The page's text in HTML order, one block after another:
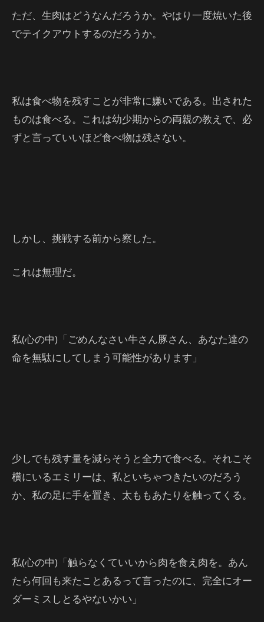
ただ、生肉はどうなんだろうか。やはり一度焼いた後
でテイクアウトするのだろうか。
私は食べ物を残すことが非常に嫌いである。出された
ものは食べる。これは幼少期からの両親の教えで、必
ずと言っていいほど食べ物は残さない。
しかし、挑戦する前から察した。
これは無理だ。
私(心の中)「ごめんなさい牛さん豚さん、あなた達の
命を無駄にしてしまう可能性があります」
少しでも残す量を減らそうと全力で食べる。それこそ
横にいるエミリーは、私といちゃつきたいのだろう
か、私の足に手を置き、太ももあたりを触ってくる。
私(心の中)「触らなくていいから肉を食え肉を。あん
たら何回も来たことあるって言ったのに、完全にオー
ダーミスしとるやないかい」